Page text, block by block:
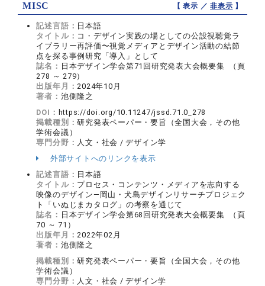
MISC 【 表示 ／非表示 】
記述言語： 日本語
タイトル： コ・デザイン実践の場としての公設視聴覚ラ
イブラリー再評価〜視覚メディアとデザイン活動の結節
点を探る事例研究「導入」として
誌名： 日本デザイン学会第71回研究発表大会概要集 （頁
278 ～ 279）
出版年月：2024年10月
著者： 池側隆之
DOI： https://doi.org/10.11247/jssd.71.0_278
掲載種別：研究発表ペーパー・要旨（全国大会，その他
学術会議）
専門分野： 人文・社会 / デザイン学
外部サイトへのリンクを表示
記述言語： 日本語
タイトル： プロセス・コンテンツ・メディアを志向する
映像のデザイン—岡山・犬島デザインリサーチプロジェク
ト「いぬじまカタログ」の考察を通じて
誌名： 日本デザイン学会第68回研究発表大会概要集 （頁
70 ～ 71）
出版年月：2022年02月
著者： 池側隆之
掲載種別：研究発表ペーパー・要旨（全国大会，その他
学術会議）
専門分野： 人文・社会 / デザイン学